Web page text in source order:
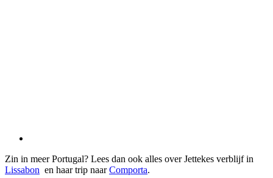
Zin in meer Portugal? Lees dan ook alles over Jettekes verblijf in
Lissabon en haar trip naarComporta.